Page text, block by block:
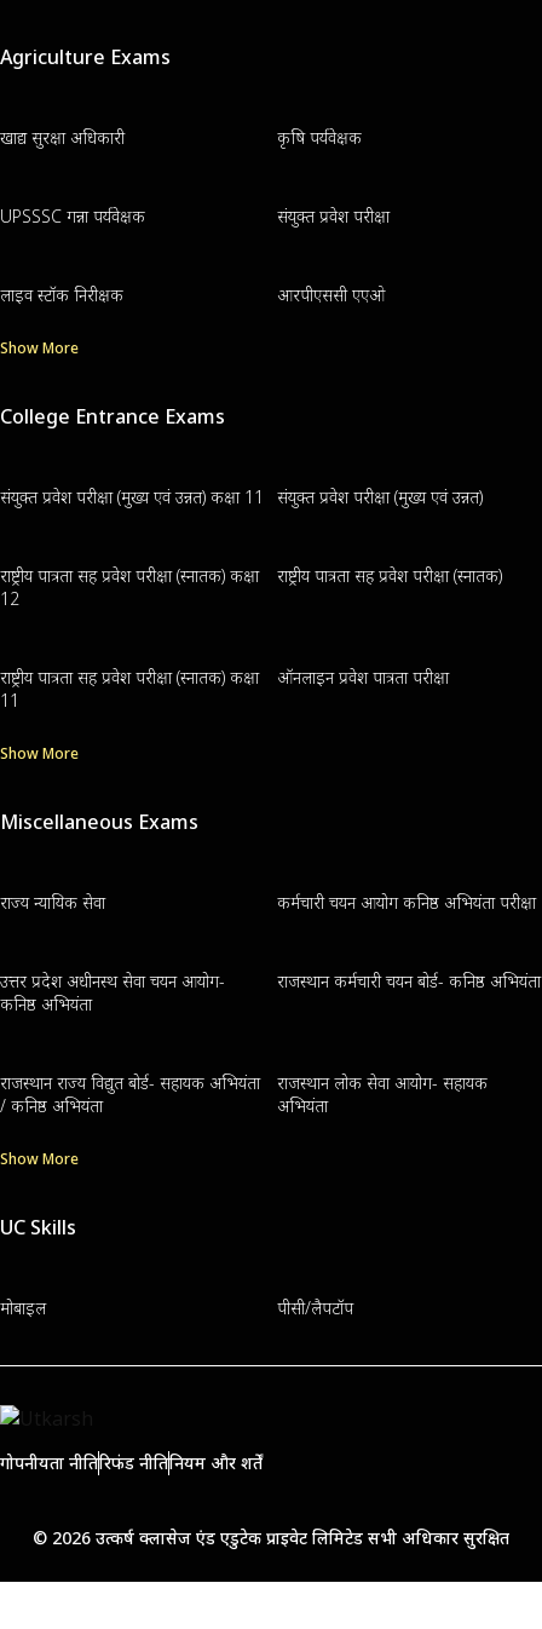
Agriculture Exams
खाद्य सुरक्षा अधिकारी कृषि पर्यवेक्षक
UPSSSC गन्ना पर्यवेक्षक संयुक्त प्रवेश परीक्षा
लाइव स्टॉक निरीक्षक आरपीएससी एएओ
Show More
College Entrance Exams
संयुक्त प्रवेश परीक्षा (मुख्य एवं उन्नत) कक्षा 11 संयुक्त प्रवेश परीक्षा (मुख्य एवं उन्नत)
राष्ट्रीय पात्रता सह प्रवेश परीक्षा (स्नातक) कक्षा
12
राष्ट्रीय पात्रता सह प्रवेश परीक्षा (स्नातक)
राष्ट्रीय पात्रता सह प्रवेश परीक्षा (स्नातक) कक्षा
11
ऑनलाइन प्रवेश पात्रता परीक्षा
Show More
Miscellaneous Exams
राज्य न्यायिक सेवा कर्मचारी चयन आयोग कनिष्ठ अभियंता परीक्षा
उत्तर प्रदेश अधीनस्थ सेवा चयन आयोग-
कनिष्ठ अभियंता
राजस्थान कर्मचारी चयन बोर्ड- कनिष्ठ अभियंता
राजस्थान राज्य विद्युत बोर्ड- सहायक अभियंता
/ कनिष्ठ अभियंता
राजस्थान लोक सेवा आयोग- सहायक
अभियंता
Show More
UC Skills
मोबाइल पीसी/लैपटॉप
गोपनीयता नीतिरिफंड नीतिनियम और शर्तें
© 2026 उत्कर्ष क्लासेज एंड एडुटेक प्राइवेट लिमिटेड सभी अधिकार सुरक्षित